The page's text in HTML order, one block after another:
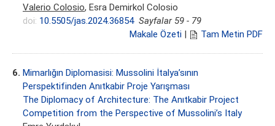
Valerio Colosio, Esra Demirkol Colosio
doi: 10.5505/jas.2024.36854 Sayfalar 59 - 79
Makale Özeti | Tam Metin PDF
6. Mimarlığın Diplomasisi: Mussolini İtalya’sının
Perspektifinden Anıtkabir Proje Yarışması
The Diplomacy of Architecture: The Anıtkabir Project
Competition from the Perspective of Mussolini’s Italy